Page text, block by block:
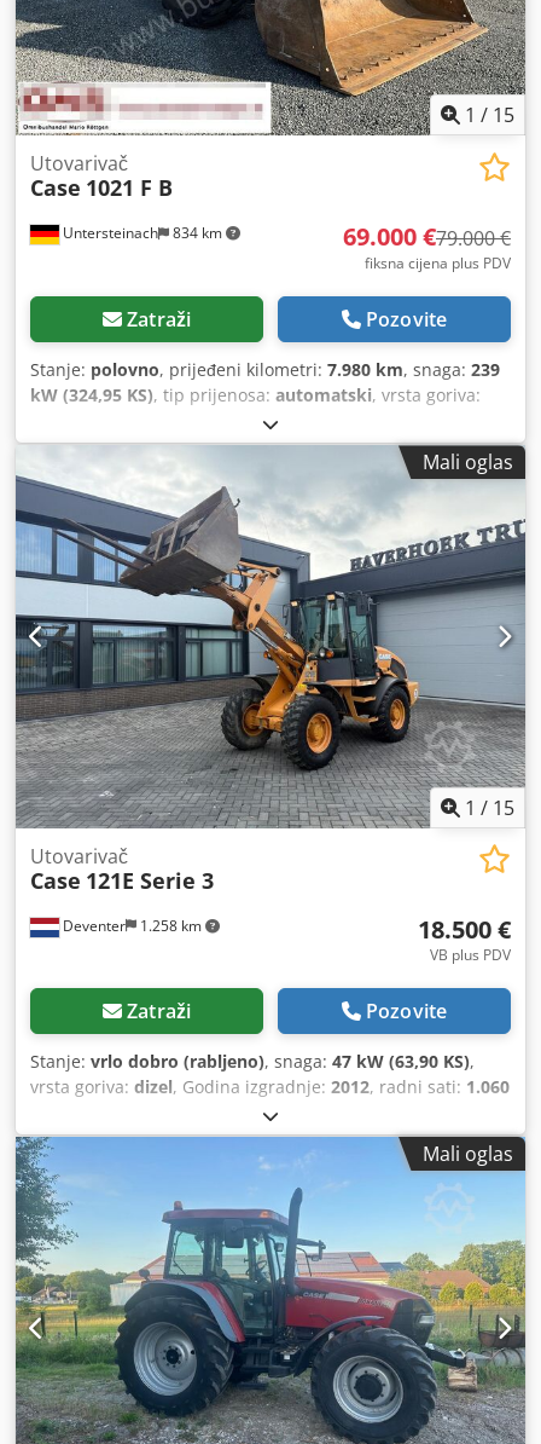
1 / 15
Untersteinach 834 km
Utovarivač
Case 1021 F B
69.000 €79.000 €
fiksna cijena plus PDV
Zatraži Pozovite
Stanje: polovno, prijeđeni kilometri: 7.980 km, snaga: 239
kW (324,95 KS), tip prijenosa: automatski, vrsta goriva:
, prva registracija:
izgradnje:2013, Oprema:klima-uređaj,
Mali oglas
1 / 15
Deventer 1.258 km
Utovarivač
Case 121E Serie 3
18.500 €
VB plus PDV
Zatraži Pozovite
Stanje: vrlo dobro (rabljeno), snaga: 47 kW (63,90 KS),
vrsta goriva: dizel, Godina izgradnje: 2012, radni sati: 1.060
Mali oglas